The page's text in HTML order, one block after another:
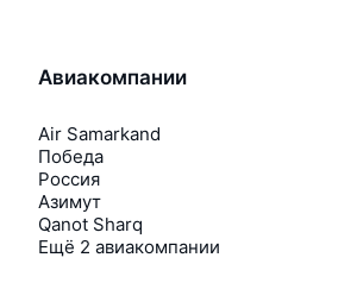
Авиакомпании
Air Samarkand
Победа
Россия
Азимут
Qanot Sharq
Ещё 2 авиакомпании